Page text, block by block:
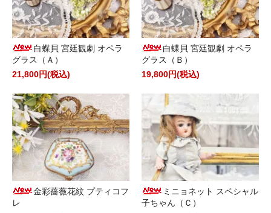
白蝶貝 宮廷観劇 オペラ
グラス（Ａ）
21,800円(税込)
白蝶貝 宮廷観劇 オペラ
グラス（Ｂ）
19,800円(税込)
金彩薔薇花紋 プティコフ
レ
ミニョネット スペシャル
子ちゃん（Ｃ）